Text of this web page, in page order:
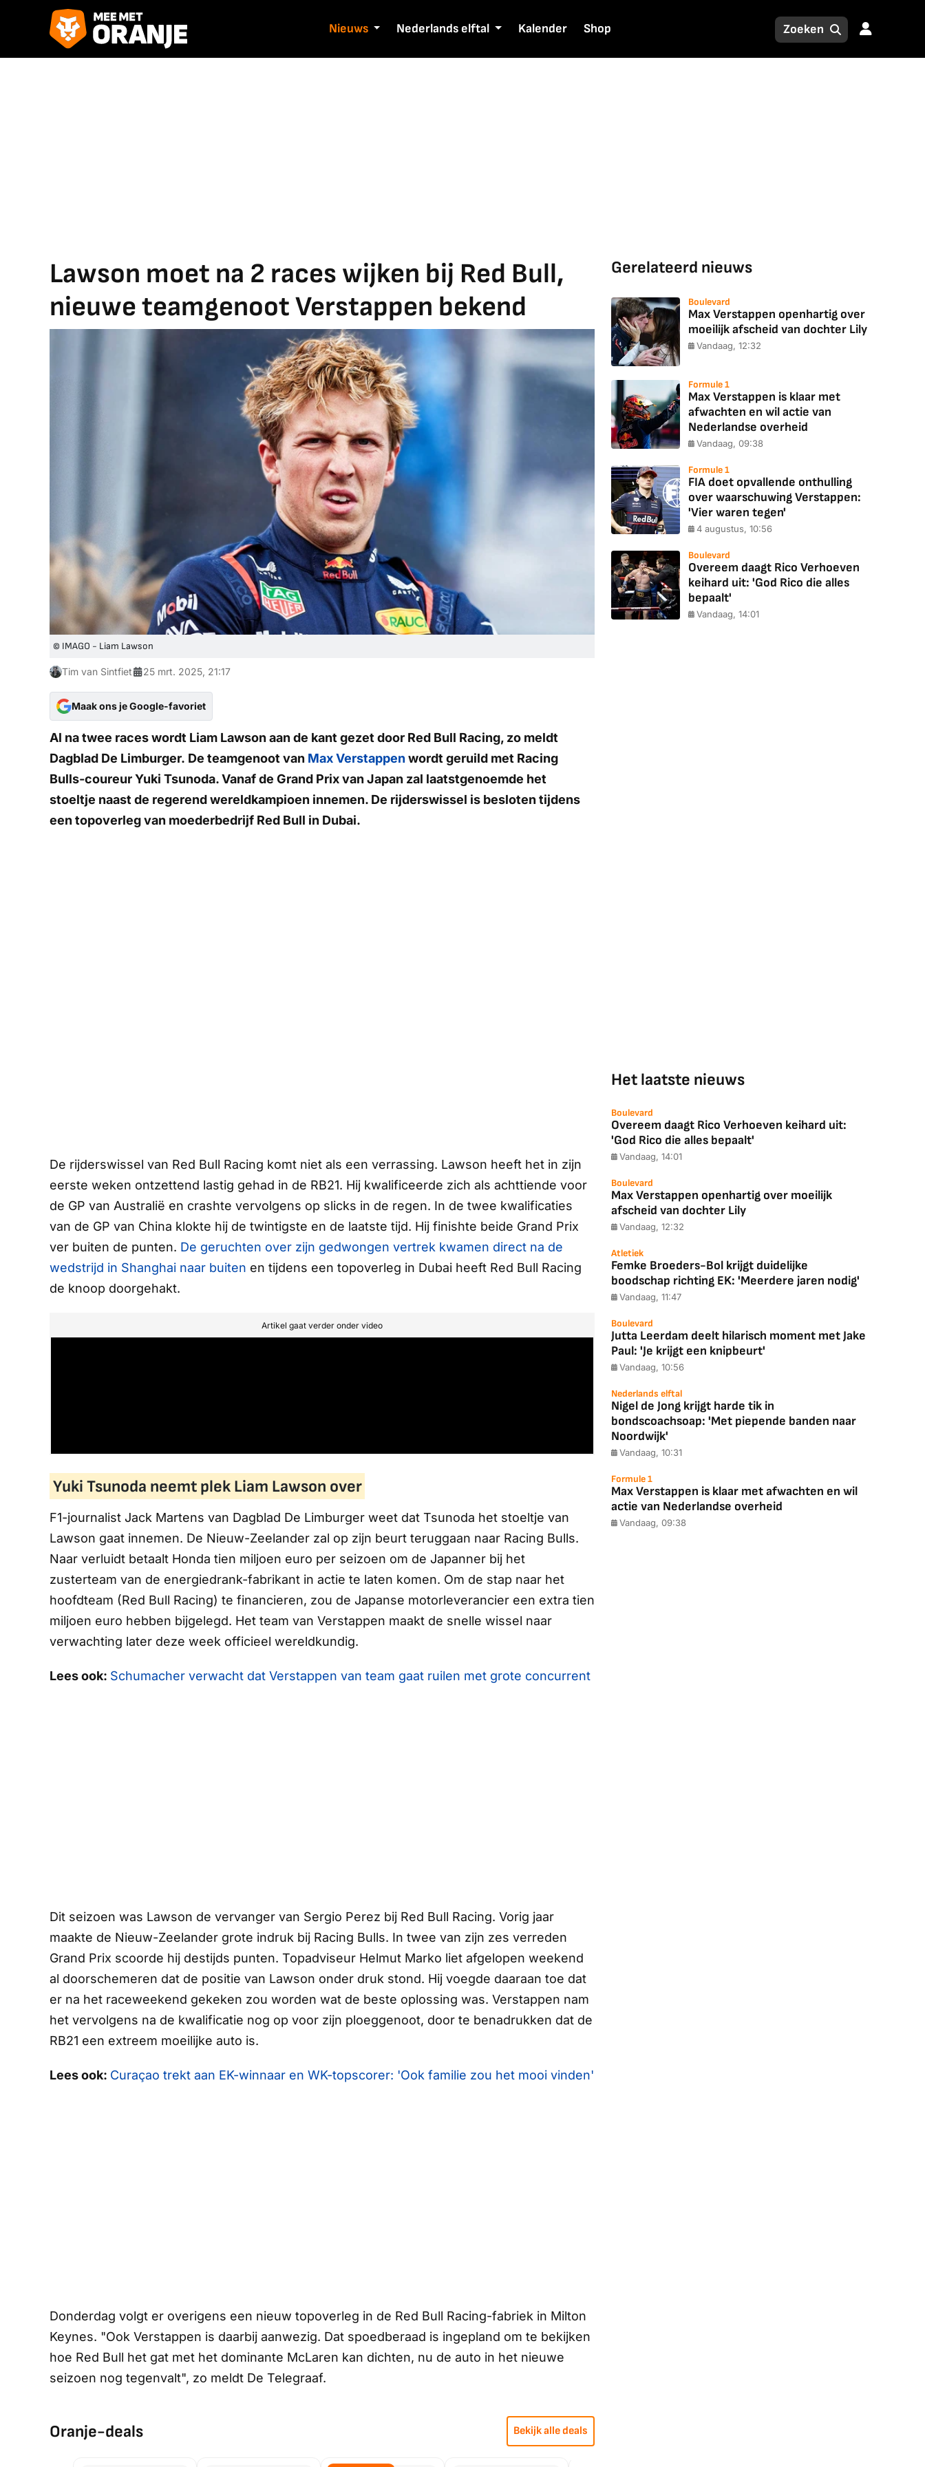
Nieuws Nederlands elftal Kalender Shop
Lawson moet na 2 races wijken bij Red Bull,
nieuwe teamgenoot Verstappen bekend
© IMAGO - Liam Lawson
Tim van Sintfiet 25 mrt. 2025, 21:17
Maak ons je Google-favoriet
Al na twee races wordt Liam Lawson aan de kant gezet door Red Bull Racing, zo meldt
Dagblad De Limburger. De teamgenoot van Max Verstappen wordt geruild met Racing
Bulls-coureur Yuki Tsunoda. Vanaf de Grand Prix van Japan zal laatstgenoemde het
stoeltje naast de regerend wereldkampioen innemen. De rijderswissel is besloten tijdens
een topoverleg van moederbedrijf Red Bull in Dubai.
De rijderswissel van Red Bull Racing komt niet als een verrassing. Lawson heeft het in zijn
eerste weken ontzettend lastig gehad in de RB21. Hij kwalificeerde zich als achttiende voor
de GP van Australië en crashte vervolgens op slicks in de regen. In de twee kwalificaties
van de GP van China klokte hij de twintigste en de laatste tijd. Hij finishte beide Grand Prix
ver buiten de punten. De geruchten over zijn gedwongen vertrek kwamen direct na de
wedstrijd in Shanghai naar buiten en tijdens een topoverleg in Dubai heeft Red Bull Racing
de knoop doorgehakt.
Artikel gaat verder onder video
Yuki Tsunoda neemt plek Liam Lawson over
F1-journalist Jack Martens van Dagblad De Limburger weet dat Tsunoda het stoeltje van
Lawson gaat innemen. De Nieuw-Zeelander zal op zijn beurt teruggaan naar Racing Bulls.
Naar verluidt betaalt Honda tien miljoen euro per seizoen om de Japanner bij het
zusterteam van de energiedrank-fabrikant in actie te laten komen. Om de stap naar het
hoofdteam (Red Bull Racing) te financieren, zou de Japanse motorleverancier een extra tien
miljoen euro hebben bijgelegd. Het team van Verstappen maakt de snelle wissel naar
verwachting later deze week officieel wereldkundig.
Lees ook: Schumacher verwacht dat Verstappen van team gaat ruilen met grote concurrent
Dit seizoen was Lawson de vervanger van Sergio Perez bij Red Bull Racing. Vorig jaar
maakte de Nieuw-Zeelander grote indruk bij Racing Bulls. In twee van zijn zes verreden
Grand Prix scoorde hij destijds punten. Topadviseur Helmut Marko liet afgelopen weekend
al doorschemeren dat de positie van Lawson onder druk stond. Hij voegde daaraan toe dat
er na het raceweekend gekeken zou worden wat de beste oplossing was. Verstappen nam
het vervolgens na de kwalificatie nog op voor zijn ploeggenoot, door te benadrukken dat de
RB21 een extreem moeilijke auto is.
Lees ook: Curaçao trekt aan EK-winnaar en WK-topscorer: 'Ook familie zou het mooi vinden'
Donderdag volgt er overigens een nieuw topoverleg in de Red Bull Racing-fabriek in Milton
Keynes. "Ook Verstappen is daarbij aanwezig. Dat spoedberaad is ingepland om te bekijken
hoe Red Bull het gat met het dominante McLaren kan dichten, nu de auto in het nieuwe
seizoen nog tegenvalt", zo meldt De Telegraaf.
Oranje-deals Bekijk alle deals
Gerelateerd nieuws
Boulevard
Max Verstappen openhartig over
moeilijk afscheid van dochter Lily
Vandaag, 12:32
Formule 1
Max Verstappen is klaar met
afwachten en wil actie van
Nederlandse overheid
Vandaag, 09:38
Formule 1
FIA doet opvallende onthulling
over waarschuwing Verstappen:
'Vier waren tegen'
4 augustus, 10:56
Boulevard
Overeem daagt Rico Verhoeven
keihard uit: 'God Rico die alles
bepaalt'
Vandaag, 14:01
Het laatste nieuws
Boulevard
Overeem daagt Rico Verhoeven keihard uit:
'God Rico die alles bepaalt'
Vandaag, 14:01
Boulevard
Max Verstappen openhartig over moeilijk
afscheid van dochter Lily
Vandaag, 12:32
Atletiek
Femke Broeders-Bol krijgt duidelijke
boodschap richting EK: 'Meerdere jaren nodig'
Vandaag, 11:47
Boulevard
Jutta Leerdam deelt hilarisch moment met Jake
Paul: 'Je krijgt een knipbeurt'
Vandaag, 10:56
Nederlands elftal
Nigel de Jong krijgt harde tik in
bondscoachsoap: 'Met piepende banden naar
Noordwijk'
Vandaag, 10:31
Formule 1
Max Verstappen is klaar met afwachten en wil
actie van Nederlandse overheid
Vandaag, 09:38